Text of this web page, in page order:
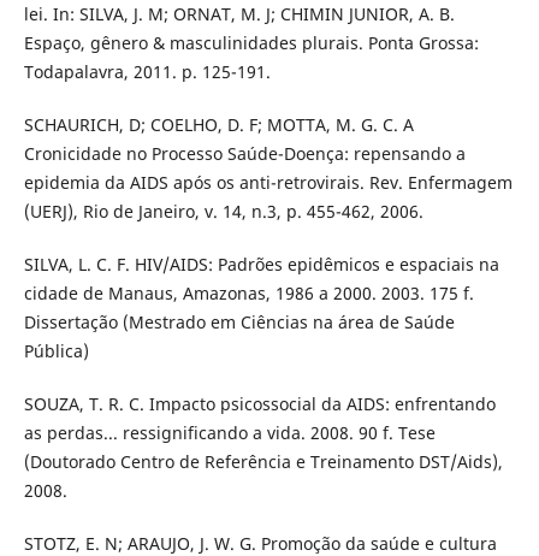
lei. In: SILVA, J. M; ORNAT, M. J; CHIMIN JUNIOR, A. B.
Espaço, gênero & masculinidades plurais. Ponta Grossa:
Todapalavra, 2011. p. 125-191.
SCHAURICH, D; COELHO, D. F; MOTTA, M. G. C. A
Cronicidade no Processo Saúde-Doença: repensando a
epidemia da AIDS após os anti-retrovirais. Rev. Enfermagem
(UERJ), Rio de Janeiro, v. 14, n.3, p. 455-462, 2006.
SILVA, L. C. F. HIV/AIDS: Padrões epidêmicos e espaciais na
cidade de Manaus, Amazonas, 1986 a 2000. 2003. 175 f.
Dissertação (Mestrado em Ciências na área de Saúde
Pública)
SOUZA, T. R. C. Impacto psicossocial da AIDS: enfrentando
as perdas... ressignificando a vida. 2008. 90 f. Tese
(Doutorado Centro de Referência e Treinamento DST/Aids),
2008.
STOTZ, E. N; ARAUJO, J. W. G. Promoção da saúde e cultura